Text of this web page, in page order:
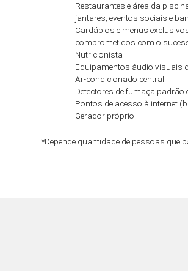
Restaurantes e área da
jantares, eventos sociais e
Cardápios e menus
comprometidos com o
Nutricionista
Equipamentos áudio visuais
Ar-condicionado central
Detectores de fumaça padrão
Pontos de acesso à internet
Gerador próprio
*Depende quantidade de pessoas que